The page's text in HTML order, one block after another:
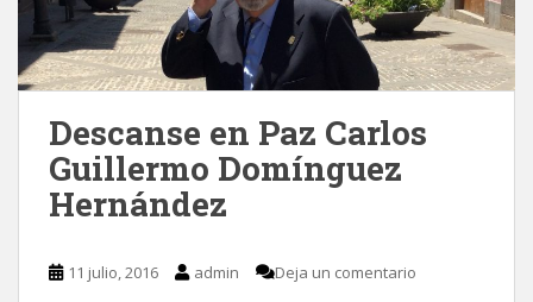
Descanse en Paz Carlos
Guillermo Domínguez
Hernández
11 julio, 2016 admin Deja un comentario